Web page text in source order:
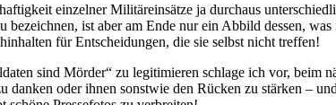
einzelner Militäreinsätze ja durchaus
bezeichnen, ist aber am Ende nur ein Abbild dessen,
für Entscheidungen, die sie selbst nicht treffen!
sind Mörder“ zu legitimieren schlage ich vor, beim
danken oder ihnen sonstwie den Rücken zu stärken –